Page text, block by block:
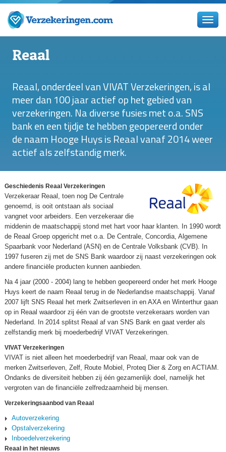
Reaal
Reaal, onderdeel van VIVAT Verzekeringen, is al
meer dan 100 jaar actief op het gebied van
verzekeringen. Na diverse fusies met o.a. SNS
bank en een tijdje te hebben geopereerd onder
de naam Hooge Huys is Reaal vanaf 2014 weer
actief als zelfstandig merk.
Geschiedenis Reaal Verzekeringen
Verzekeraar Reaal, toen nog De Centrale
genoemd, is ooit ontstaan als sociaal
vangnet voor arbeiders. Een verzekeraar die
middenin de maatschappij stond met hart voor haar klanten. In 1990 wordt
de Reaal Groep opgericht met o.a. De Centrale, Concordia, Algemene
Spaarbank voor Nederland (ASN) en de Centrale Volksbank (CVB). In
1997 fuseren zij met de SNS Bank waardoor zij naast verzekeringen ook
andere financiële producten kunnen aanbieden.
Na 4 jaar (2000 - 2004) lang te hebben geopereerd onder het merk Hooge
Huys keert de naam Reaal terug in de Nederlandse maatschappij. Vanaf
2007 lijft SNS Reaal het merk Zwitserleven in en AXA en Winterthur gaan
op in Reaal waardoor zij één van de grootste verzekeraars worden van
Nederland. In 2014 splitst Reaal af van SNS Bank en gaat verder als
zelfstandig merk bij moederbedrijf VIVAT Verzekeringen.
VIVAT Verzekeringen
VIVAT is niet alleen het moederbedrijf van Reaal, maar ook van de
merken Zwitserleven, Zelf, Route Mobiel, Proteq Dier & Zorg en ACTIAM.
Ondanks de diversiteit hebben zij één gezamenlijk doel, namelijk het
vergroten van de financiële zelfredzaamheid bij mensen.
Verzekeringsaanbod van Reaal
Autoverzekering
Opstalverzekering
Inboedelverzekering
Reaal in het nieuws